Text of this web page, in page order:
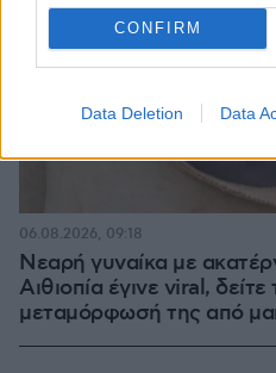
CONFIRM
Data Deletion Data
Νεαρή γυναίκα με
Αιθιοπία έγινε viral,
μεταμόρφωσή της από
06.08.2026, 09:18